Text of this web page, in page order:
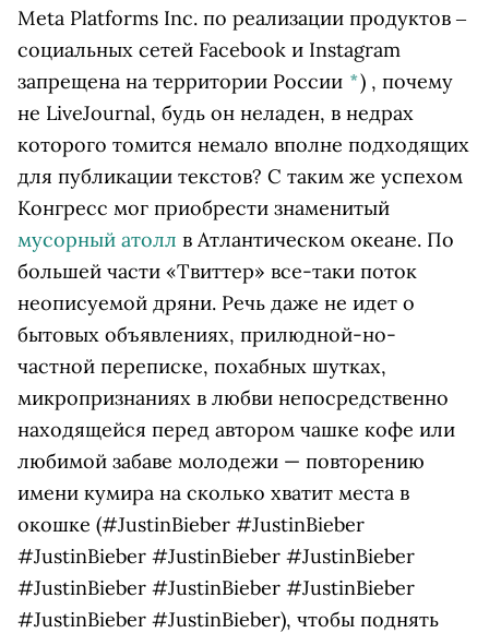
Meta Platforms Inc. по реализации продуктов ‒
социальных сетей Facebook и Instagram
запрещена на территории России *) , почему
не LiveJournal, будь он неладен, в недрах
которого томится немало вполне подходящих
для публикации текстов? С таким же успехом
Конгресс мог приобрести знаменитый
мусорный атолл в Атлантическом океане. По
большей части «Твиттер» все-таки поток
неописуемой дряни. Речь даже не идет о
бытовых объявлениях, прилюдной-но-
частной переписке, похабных шутках,
микропризнаниях в любви непосредственно
находящейся перед автором чашке кофе или
любимой забаве молодежи — повторению
имени кумира на сколько хватит места в
окошке (#JustinBieber #JustinBieber
#JustinBieber #JustinBieber #JustinBieber
#JustinBieber #JustinBieber #JustinBieber
#JustinBieber #JustinBieber), чтобы поднять